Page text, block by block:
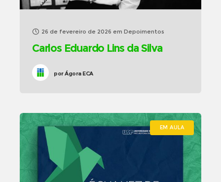
26 de fevereiro de 2026 em Depoimentos
Carlos Eduardo Lins da Silva
porÁgora ECA
EM AULA